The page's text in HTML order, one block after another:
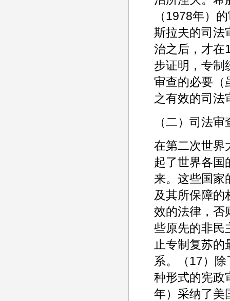
（1978年）
斯拉夫的司法
治之后，才在
步证明，专制
审查的必要（
之有效的司法
（二）司法
在第二次世界
起了世界各国
来。这些国家
及其所保障的
效的法律，否
些原先的非民
止专制复苏
系。（17）
种形式的宪政
年）采纳了美